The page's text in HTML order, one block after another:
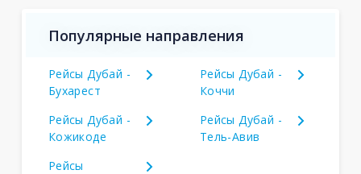
Популярные направления
Рейсы Дубай -
Бухарест
Рейсы Дубай -
Коччи
Рейсы Дубай -
Кожикоде
Рейсы Дубай -
Тель-Авив
Рейсы